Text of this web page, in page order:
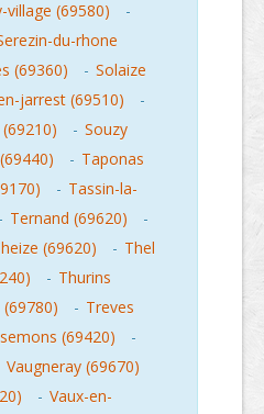
village (69580)
-
du-rhone
(69360) - Solaize
jarrest (69510)
-
- Souzy
- Taponas
- Tassin-la-
- Ternand (69620)
-
(69620) - Thel
- Thurins
- Treves
(69420)
-
Vaugneray (69670)
- Vaux-en-